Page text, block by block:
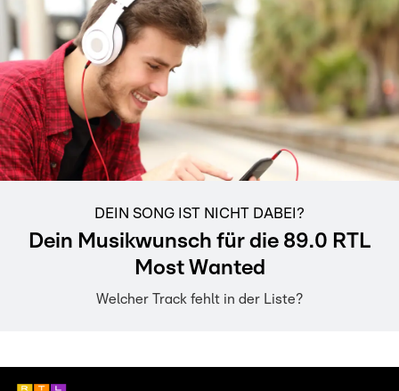
DEIN SONG IST NICHT DABEI?
Dein Musikwunsch für die 89.0 RTL
Most Wanted
Welcher Track fehlt in der Liste?